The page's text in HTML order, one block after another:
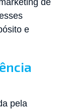
e
pela